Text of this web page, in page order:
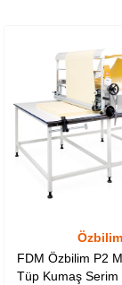
Özbilim
FDM Özbilim P2
Tüp Kumaş Serim